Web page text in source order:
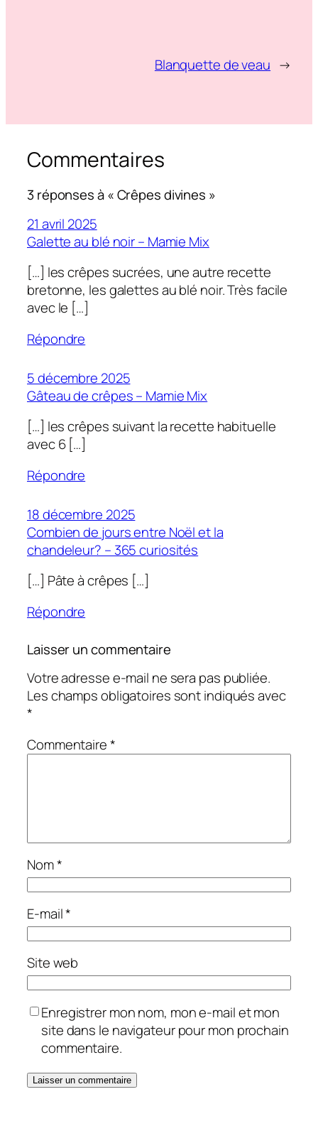
Blanquette de veau →
Commentaires
3 réponses à « Crêpes divines »
21 avril 2025
Galette au blé noir – Mamie Mix
[…] les crêpes sucrées, une autre recette
bretonne, les galettes au blé noir. Très facile
avec le […]
Répondre
5 décembre 2025
Gâteau de crêpes – Mamie Mix
[…] les crêpes suivant la recette habituelle
avec 6 […]
Répondre
18 décembre 2025
Combien de jours entre Noël et la
chandeleur? – 365 curiosités
[…] Pâte à crêpes […]
Répondre
Laisser un commentaire
Votre adresse e-mail ne sera pas publiée.
Les champs obligatoires sont indiqués avec
*
Commentaire*
Nom*
E-mail*
Site web
Enregistrer mon nom, mon e-mail et mon
site dans le navigateur pour mon prochain
commentaire.